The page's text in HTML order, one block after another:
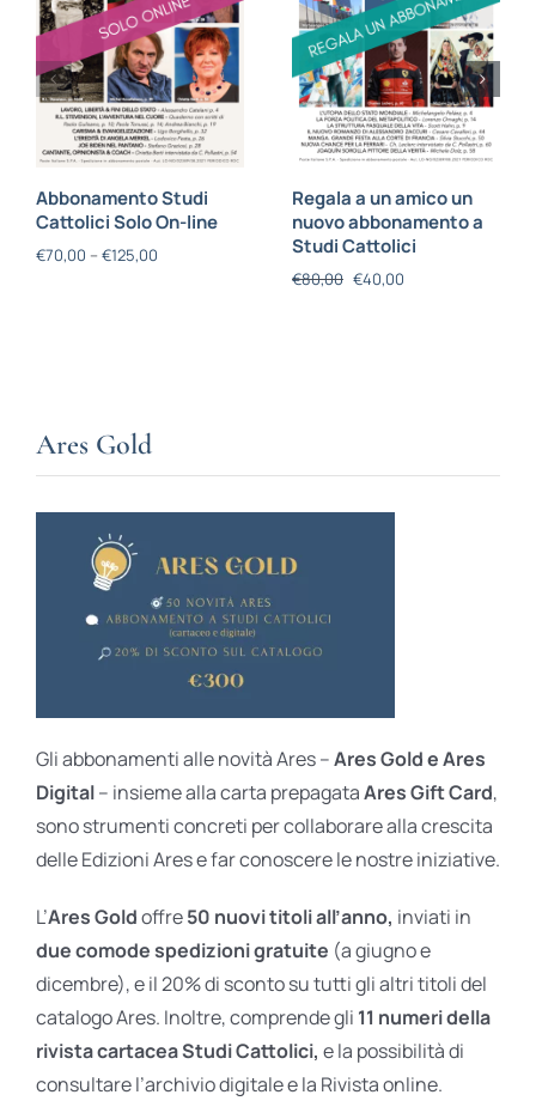
Abbonamento Studi
Cattolici Solo On-line
€70,00 – €125,00
Regala a un amico un
nuovo abbonamento a
Studi Cattolici
€80,00 €40,00
Ares Gold
Gli abbonamenti alle novità Ares –Ares Gold e Ares
Digital– insieme alla carta prepagataAres Gift Card,
sono strumenti concreti per collaborare alla crescita
delle Edizioni Ares e far conoscere le nostre iniziative.
L’Ares Goldoffre50 nuovi titoli all’anno, inviati in
due comode spedizioni gratuite (a giugno e
dicembre), e il 20% di sconto su tutti gli altri titoli del
catalogo Ares. Inoltre, comprende gli 11 numeri della
rivista cartacea Studi Cattolici, e la possibilità di
consultare l’archivio digitale e la Rivista online.